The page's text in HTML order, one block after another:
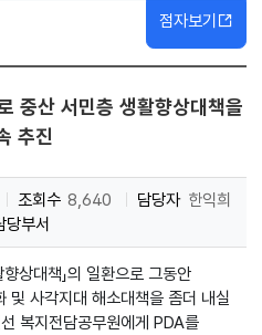
점자보기
중산 서민층 생활향상대책을
추진
조회수 8,640 담당자 한익희
당부서
상대책」의 일환으로 그동안
및 사각지대 해소대책을 좀더 내실
복지전담공무원에게 PDA를